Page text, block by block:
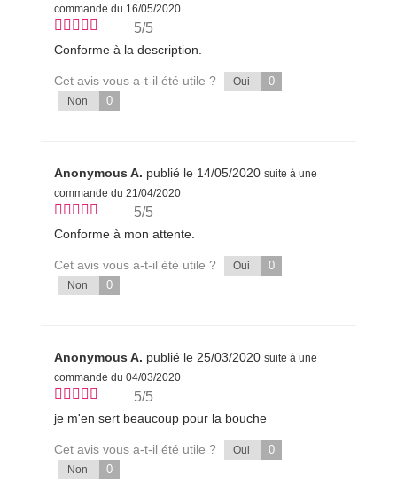
commande du 16/05/2020
5/5
Conforme à la description.
Cet avis vous a-t-il été utile ? Oui 0
Non 0
Anonymous A. publié le 14/05/2020 suite à une
commande du 21/04/2020
5/5
Conforme à mon attente.
Cet avis vous a-t-il été utile ? Oui 0
Non 0
Anonymous A. publié le 25/03/2020 suite à une
commande du 04/03/2020
5/5
je m'en sert beaucoup pour la bouche
Cet avis vous a-t-il été utile ? Oui 0
Non 0